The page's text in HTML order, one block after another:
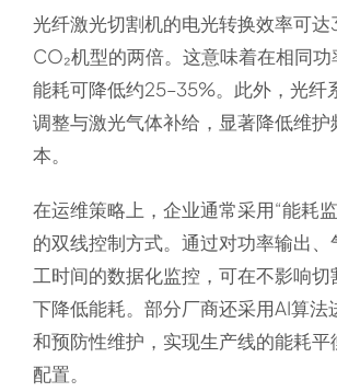
光纤激光切割机的电光转换效率可
CO₂机型的两倍。这意味着在相同
能耗可降低约25–35%。此外，光纤
调整与激光气体补给，显著降低维护
本。
在运维策略上，企业通常采用“能耗
的双线控制方式。通过对功率输出、
工时间的数据化监控，可在不影响切
下降低能耗。部分厂商还采用AI算法
和预防性维护，实现生产线的能耗平
配置。